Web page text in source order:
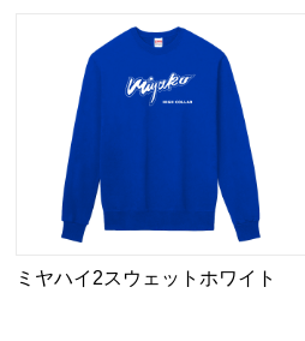
ミヤハイ2スウェットホワイト